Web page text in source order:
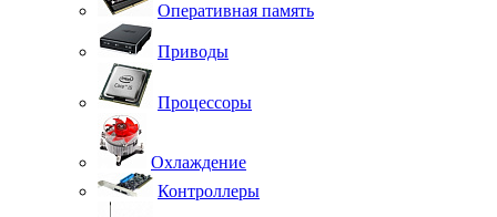
Оперативная память
Приводы
Процессоры
Охлаждение
Контроллеры